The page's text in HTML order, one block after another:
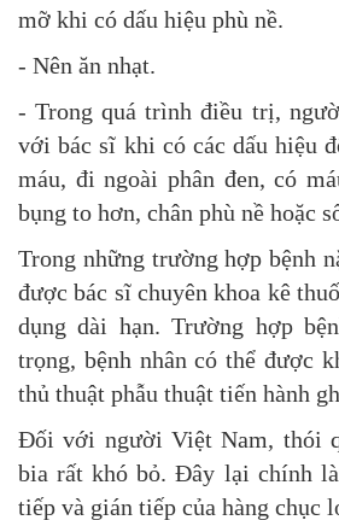
mỡ khi có dấu hiệu phù nề.
- Nên ăn nhạt.
- Trong quá trình điều trị,
với bác sĩ khi có các dấu hiệu
máu, đi ngoài phân đen, có
bụng to hơn, chân phù nề hoặc
Trong những trường hợp bệnh
được bác sĩ chuyên khoa kê
dụng dài hạn. Trường hợp
trọng, bệnh nhân có thể được
thủ thuật phẫu thuật tiến hành
Đối với người Việt Nam, thói
bia rất khó bỏ. Đây lại chính
tiếp và gián tiếp của hàng chục